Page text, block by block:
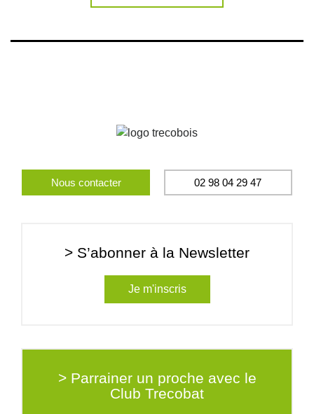
Nous contacter 02 98 04 29 47
> S’abonner à la Newsletter
Je m'inscris
> Parrainer un proche avec le
Club Trecobat